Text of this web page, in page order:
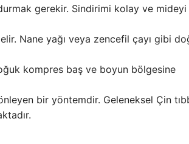
gerekir. Sindirimi kolay ve
Nane yağı veya zencefil çayı gibi
kompres baş ve boyun bölgesine
bir yöntemdir. Geleneksel Çin